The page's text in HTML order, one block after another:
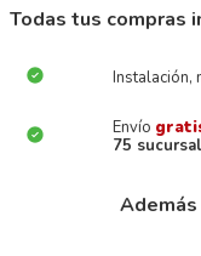
Todas tus compras
Instalación,
Envío
75